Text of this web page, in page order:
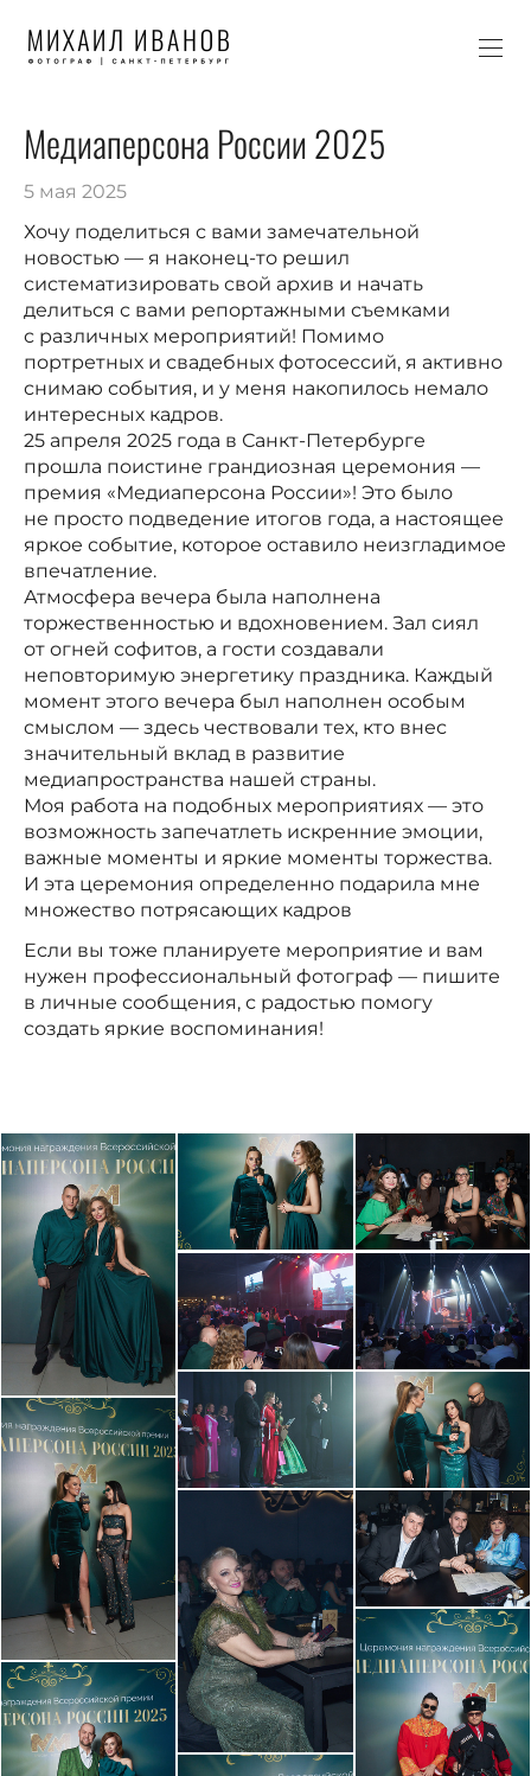
Медиаперсона России 2025
5 мая 2025
Хочу поделиться с вами замечательной
новостью — я наконец-то решил
систематизировать свой архив и начать
делиться с вами репортажными съемками
с различных мероприятий! Помимо
портретных и свадебных фотосессий, я активно
снимаю события, и у меня накопилось немало
интересных кадров.
25 апреля 2025 года в Санкт-Петербурге
прошла поистине грандиозная церемония —
премия «Медиаперсона России»! Это было
не просто подведение итогов года, а настоящее
яркое событие, которое оставило неизгладимое
впечатление.
Атмосфера вечера была наполнена
торжественностью и вдохновением. Зал сиял
от огней софитов, а гости создавали
неповторимую энергетику праздника. Каждый
момент этого вечера был наполнен особым
смыслом — здесь чествовали тех, кто внес
значительный вклад в развитие
медиапространства нашей страны.
Моя работа на подобных мероприятиях — это
возможность запечатлеть искренние эмоции,
важные моменты и яркие моменты торжества.
И эта церемония определенно подарила мне
множество потрясающих кадров
Если вы тоже планируете мероприятие и вам
нужен профессиональный фотограф — пишите
в личные сообщения, с радостью помогу
создать яркие воспоминания!